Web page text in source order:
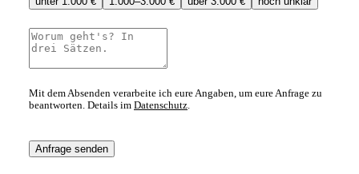
Mit dem Absenden verarbeite ich eure Angaben, um eure Anfrage zu
beantworten. Details im Datenschutz
Anfrage senden